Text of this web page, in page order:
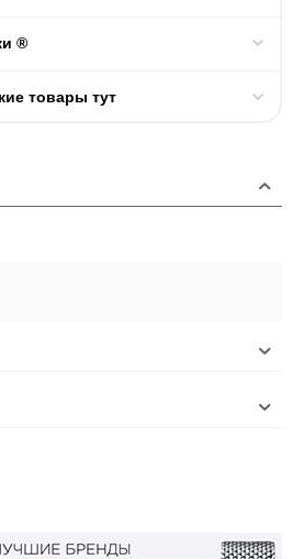
®
товары тут